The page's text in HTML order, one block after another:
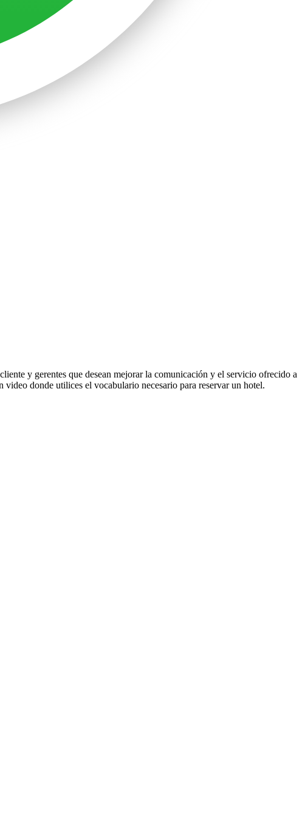
y gerentes que desean mejorar la comunicación y el servicio ofrecido a
donde utilices el vocabulario necesario para reservar un hotel.